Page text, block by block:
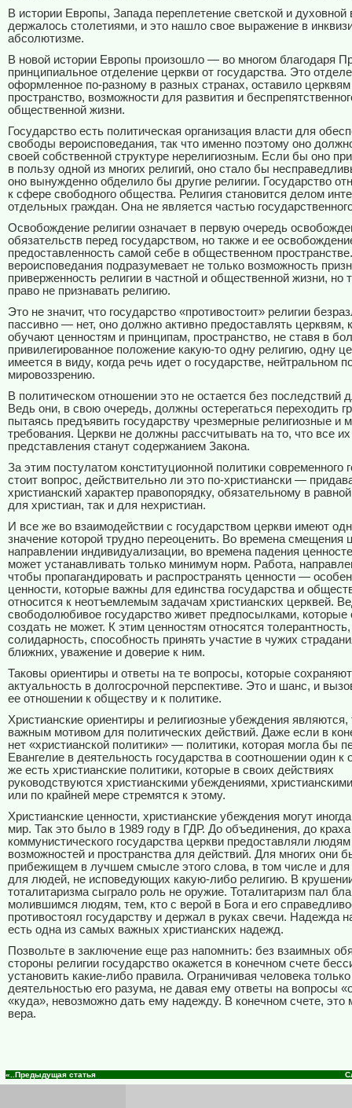
В истории Европы, Запада переплетение светской и духовной
держалось столетиями, и это нашло свое выражение в
абсолютизме.
В новой истории Европы произошло — во многом благодаря
принципиальное отделение церкви от государства. Это
оформленное по-разному в разных странах, оставило
пространство, возможности для развития и
общественной жизни.
Государство есть политическая организация власти для
свободы вероисповедания, так что именно поэтому оно
своей собственной структуре нерелигиозным. Если бы оно
в пользу одной из многих религий, оно стало бы
оно вынужденно обделило бы другие религии. Государство
к сфере свободного общества. Религия становится делом
отдельных граждан. Она не является частью
Освобождение религии означает в первую очередь
обязательств перед государством, но также и ее
предоставленность самой себе в общественном
вероисповедания подразумевает не только возможность
приверженность религии в частной и общественной жизни, но
право не признавать религию.
Это не значит, что государство «противостоит» религии
пассивно — нет, оно должно активно предоставлять церквям,
обучают ценностям и принципам, пространство, не ставя в
привилегированное положение какую-то одну религию, одну
имеется в виду, когда речь идет о государстве, нейтральном
мировоззрению.
В политическом отношении это не остается без последствий
Ведь они, в свою очередь, должны остерегаться переходить
пытаясь предъявить государству чрезмерные религиозные и
требования. Церкви не должны рассчитывать на то, что все
представления станут содержанием Закона.
За этим постулатом конституционной политики современного
стоит вопрос, действительно ли это по-христиански —
христианский характер правопорядку, обязательному в
для христиан, так и для нехристиан.
И все же во взаимодействии с государством церкви имеют
значение которой трудно переоценить. Во времена смещения
направлении индивидуализации, во времена падения
может устанавливать только минимум норм. Работа,
чтобы пропагандировать и распространять ценности —
ценности, которые важны для единства государства и
относится к неотъемлемым задачам христианских церквей.
свободолюбивое государство живет предпосылками, которые
создать не может. К этим ценностям относятся толерантность,
солидарность, способность принять участие в чужих
ближних, уважение и доверие к ним.
Таковы ориентиры и ответы на те вопросы, которые
актуальность в долгосрочной перспективе. Это и шанс, и
ее отношении к обществу и к политике.
Христианские ориентиры и религиозные убеждения
важным мотивом для политических действий. Даже если в
нет «христианской политики» — политики, которая могла бы
Евангелие в деятельность государства в соотношении один к
же есть христианские политики, которые в своих действиях
руководствуются христианскими убеждениями,
или по крайней мере стремятся к этому.
Христианские ценности, христианские убеждения могут
мир. Так это было в 1989 году в ГДР. До объединения, до краха
коммунистического государства церкви предоставляли
возможностей и пространства для действий. Для многих они
прибежищем в лучшем смысле этого слова, в том числе и для
для людей, не исповедующих какую-либо религию. В
тоталитаризма сыграло роль не оружие. Тоталитаризм пал
молившимся людям, тем, кто с верой в Бога и его
противостоял государству и держал в руках свечи. Надежда
есть одна из самых важных христианских надежд.
Позвольте в заключение еще раз напомнить: без взаимных
стороны религии государство окажется в конечном счете
установить какие-либо правила. Ограничивая человека только
деятельностью его разума, не давая ему ответы на вопросы
«куда», невозможно дать ему надежду. В конечном счете, это
вера.
«..Предыдущая статья